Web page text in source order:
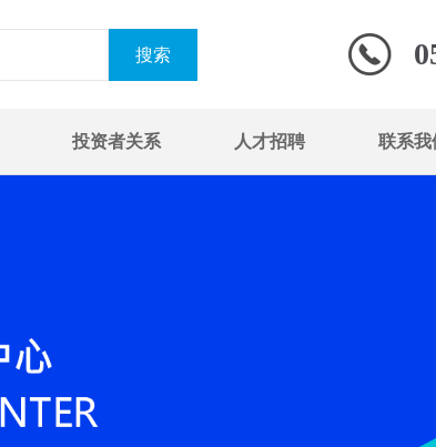
投资者关系 人才招聘 联系我